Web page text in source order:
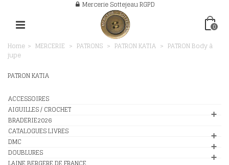
Mercerie Sottejeau RGPD
0
Home > MERCERIE > PATRONS > PATRON KATIA > PATRON Body à
jupe
PATRON KATIA
ACCESSOIRES
AIGUILLES / CROCHET
BRADERIE2026
CATALOGUES LIVRES
DMC
DOUBLURES